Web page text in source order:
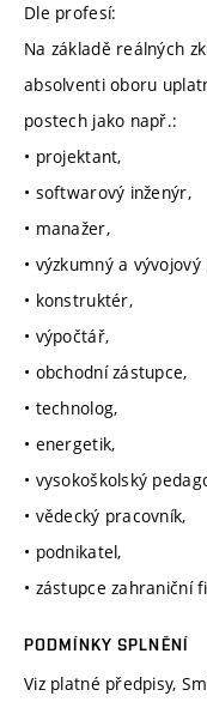
Dle profesí:
Na základě reálných
absolventi oboru
postech jako např.:
• projektant,
• softwarový inženýr,
• manažer,
• výzkumný a
• konstruktér,
• výpočtář,
• obchodní zástupce,
• technolog,
• energetik,
• vysokoškolský
• vědecký pracovník,
• podnikatel,
• zástupce zahraniční
PODMÍNKY SPLNĚNÍ
Viz platné předpisy,